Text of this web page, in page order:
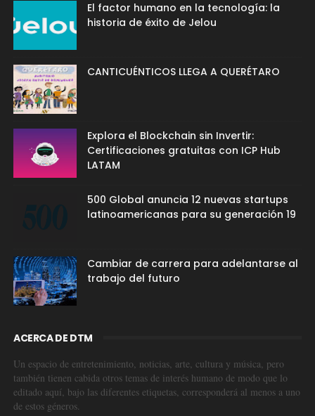
El factor humano en la tecnología: la
historia de éxito de Jelou
CANTICUÉNTICOS LLEGA A QUERÉTARO
Explora el Blockchain sin Invertir:
Certificaciones gratuitas con ICP Hub
LATAM
500 Global anuncia 12 nuevas startups
latinoamericanas para su generación 19
Cambiar de carrera para adelantarse al
trabajo del futuro
ACERCA DE DTM
Un espacio de entretenimiento, noticias, arte, cultura y música, pero
también tienen cabida otros temas de interés humano de modo que lo
editado aquí, bajo las diferentes etiquetas, corresponderá al menos a uno
de estos géneros.